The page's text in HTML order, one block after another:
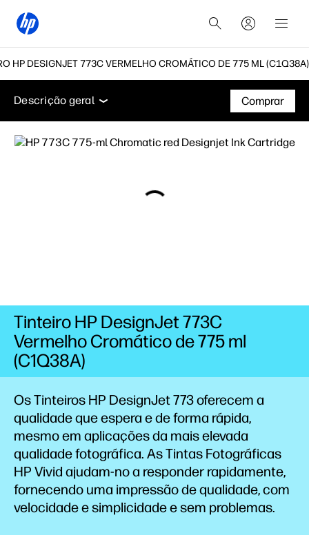
HP DESIGNJET 773C VERMELHO CROMÁTICO DE 775 ML (C1Q38A)
Descrição geral
Suporte
Descrição geral
Descrição geral
Comprar
Os Tinteiros HP DesignJet 773 oferecem a
qualidade que espera e de forma rápida,
mesmo em aplicações da mais elevada
qualidade fotográfica. As Tintas Fotográficas
HP Vivid ajudam-no a responder rapidamente,
fornecendo uma impressão de qualidade, com
velocidade e simplicidade e sem problemas.
Tinteiro HP DesignJet 773C
Vermelho Cromático de 775 ml
(C1Q38A)